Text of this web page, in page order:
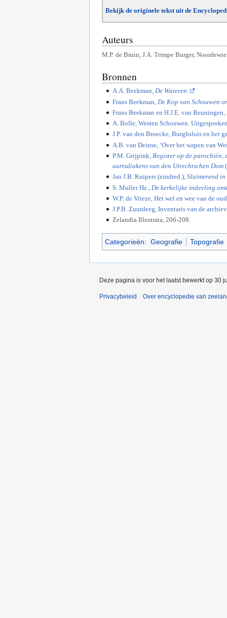
Bekijk de originele tekst uit de
Auteurs
M.P. de Bruin, J.A. Trimpe Burger,
Bronnen
A.A. Beekman, De Wateren.
Frans Beekman, De Kop van Schouwen
Frans Beekman en H.J.E. van Beuningen,
A. Bolle, Westen Schouwen.
J.P. van den Broecke, Burghsluis en het
A.B. van Deinse, ‘Over het wapen van
P.M. Grijpink, Register op de parochiën,
aartsdiakens van den Utrechtschen Dom
Jan J.B. Kuipers (eindred.), Sluimerend
S. Muller Hz., De kerkelijke indeeling
W.P. de Vrieze, Het wel en wee van de
J.P.B. Zuurdeeg, Inventaris van de
Zelandia Illustrata, 206-208.
Categorieën: Geografie Topografie
Deze pagina is voor het laatst bewerkt op 30
Privacybeleid Over encyclopedie van